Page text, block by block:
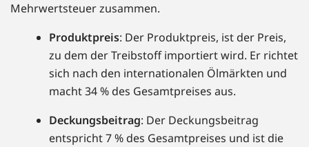
Mehrwertsteuer zusammen.
Produktpreis: Der Produktpreis, ist der Preis,
zu dem der Treibstoff importiert wird. Er richtet
sich nach den internationalen Ölmärkten und
macht 34 % des Gesamtpreises aus.
Deckungsbeitrag: Der Deckungsbeitrag
entspricht 7 % des Gesamtpreises und ist die